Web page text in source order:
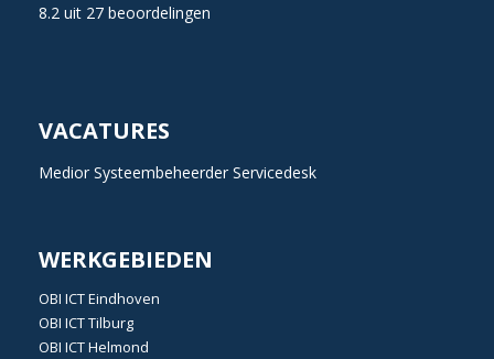
8.2 uit 27 beoordelingen
VACATURES
Medior Systeembeheerder Servicedesk
WERKGEBIEDEN
OBI ICT Eindhoven
OBI ICT Tilburg
OBI ICT Helmond